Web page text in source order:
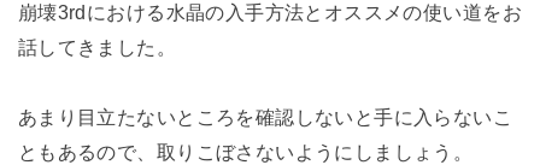
崩壊3rdにおける水晶の入手方法とオススメの使い道をお
話してきました。
あまり目立たないところを確認しないと手に入らないこ
ともあるので、取りこぼさないようにしましょう。